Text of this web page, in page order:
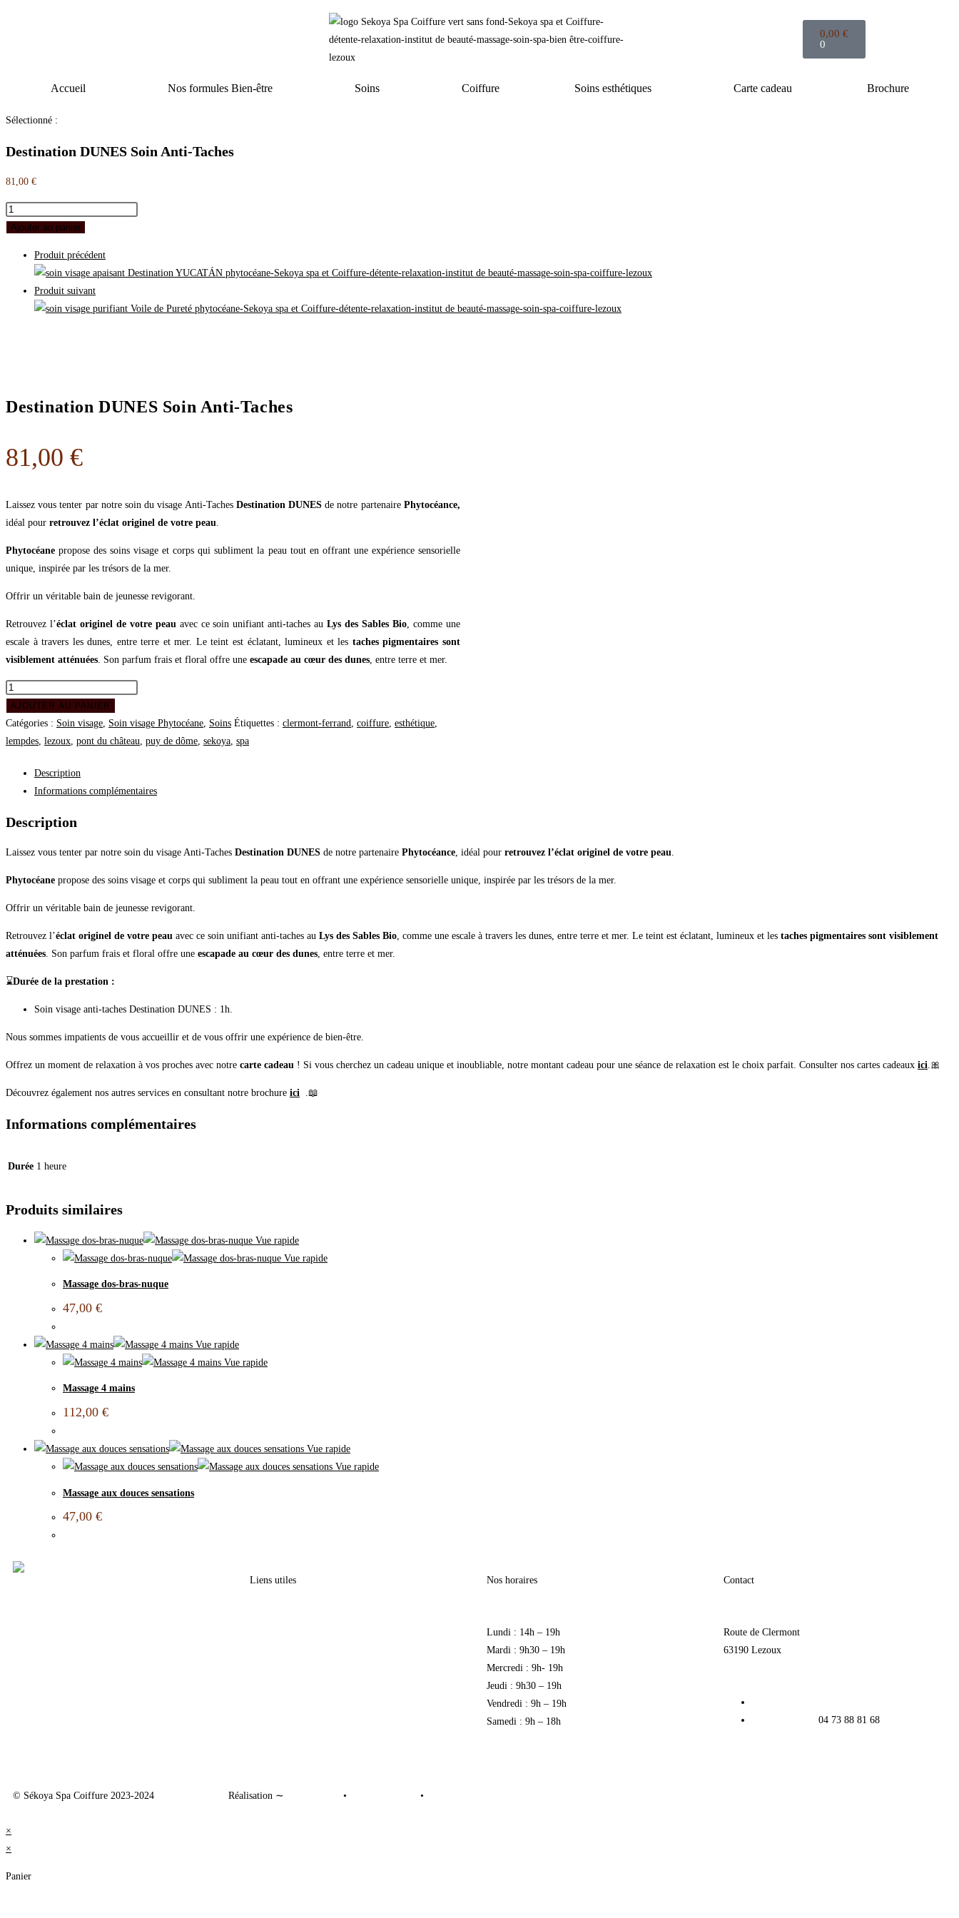
0,00 €
0
Accueil Nos formules Bien-être Soins Coiffure Soins esthétiques Carte cadeau Brochure
Sélectionné :
Destination DUNES Soin Anti-Taches
81,00 €
Ajouter au panier
Produit précédent
Produit suivant
Destination DUNES Soin Anti-Taches
81,00 €
Laissez vous tenter par notre soin du visage Anti-Taches Destination DUNES de notre partenaire Phytocéance,
idéal pour retrouvez l’éclat originel de votre peau.
Phytocéane propose des soins visage et corps qui subliment la peau tout en offrant une expérience sensorielle
unique, inspirée par les trésors de la mer.
Offrir un véritable bain de jeunesse revigorant.
Retrouvez l’éclat originel de votre peauavec ce soin unifiant anti-taches auLys des Sables Bio, comme une
escale à travers les dunes, entre terre et mer. Le teint est éclatant, lumineux et les taches pigmentaires sont
visiblement atténuées. Son parfum frais et floral offre une escapade au cœur des dunes, entre terre et mer.
AJOUTER AU PANIER
Catégories : Soin visage, Soin visage Phytocéane, Soins Étiquettes : clermont-ferrand, coiffure, esthétique,
lempdes, lezoux, pont du château, puy de dôme, sekoya, spa
Description
Informations complémentaires
Description
Laissez vous tenter par notre soin du visage Anti-Taches Destination DUNES de notre partenaire Phytocéance, idéal pour retrouvez l’éclat originel de votre peau.
Phytocéane propose des soins visage et corps qui subliment la peau tout en offrant une expérience sensorielle unique, inspirée par les trésors de la mer.
Offrir un véritable bain de jeunesse revigorant.
Retrouvez l’éclat originel de votre peau avec ce soin unifiant anti-taches au Lys des Sables Bio, comme une escale à travers les dunes, entre terre et mer. Le teint est éclatant, lumineux et les taches pigmentaires sont visiblement
atténuées. Son parfum frais et floral offre une escapade au cœur des dunes, entre terre et mer.
⌛Durée de la prestation :
Soin visage anti-taches Destination DUNES : 1h.
Nous sommes impatients de vous accueillir et de vous offrir une expérience de bien-être.
Offrez un moment de relaxation à vos proches avec notre carte cadeau ! Si vous cherchez un cadeau unique et inoubliable, notre montant cadeau pour une séance de relaxation est le choix parfait. Consulter nos cartes cadeaux ici.🎀
Découvrez également nos autres services en consultant notre brochure ici .📖
Informations complémentaires
Durée 1 heure
Produits similaires
Vue rapide
Vue rapide
Massage dos-bras-nuque
47,00 €
Vue rapide
Vue rapide
Massage 4 mains
112,00 €
Vue rapide
Vue rapide
Massage aux douces sensations
47,00 €
Liens utiles Nos horaires
Lundi : 14h – 19h
Mardi : 9h30 – 19h
Mercredi : 9h- 19h
Jeudi : 9h30 – 19h
Vendredi : 9h – 19h
Samedi : 9h – 18h
Contact
Route de Clermont
63190 Lezoux
04 73 88 81 68
© Sékoya Spa Coiffure 2023-2024 Réalisation ∼ • •
×
×
Panier